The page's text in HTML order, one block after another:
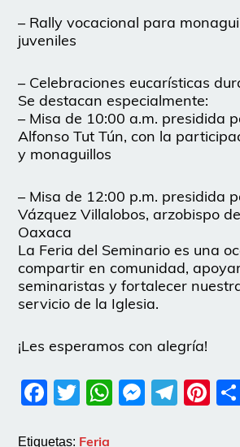
– Rally vocacional para
juveniles
– Celebraciones eucarísticas
Se destacan especialmente:
– Misa de 10:00 a.m. presidida
Alfonso Tut Tún, con la
y monaguillos
– Misa de 12:00 p.m. presidida
Vázquez Villalobos, arzobispo
Oaxaca
La Feria del Seminario es una
compartir en comunidad,
seminaristas y fortalecer
servicio de la Iglesia.
¡Les esperamos con alegría!
Facebook
Twitter
Etiquetas: Feria